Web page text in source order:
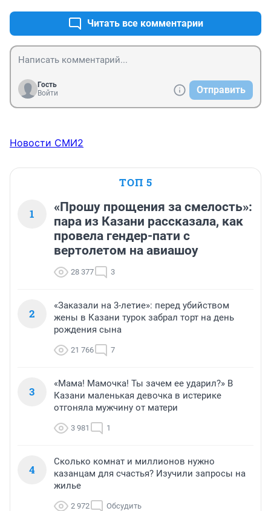
Читать все комментарии
Гость
Войти
Отправить
Новости СМИ2
ТОП 5
1
«Прошу прощения за смелость»:
пара из Казани рассказала, как
провела гендер-пати с
вертолетом на авиашоу
28 377 3
2
«Заказали на 3-летие»: перед убийством
жены в Казани турок забрал торт на день
рождения сына
21 766 7
3
«Мама! Мамочка! Ты зачем ее ударил?» В
Казани маленькая девочка в истерике
отгоняла мужчину от матери
3 981 1
4
Сколько комнат и миллионов нужно
казанцам для счастья? Изучили запросы на
жилье
2 972 Обсудить